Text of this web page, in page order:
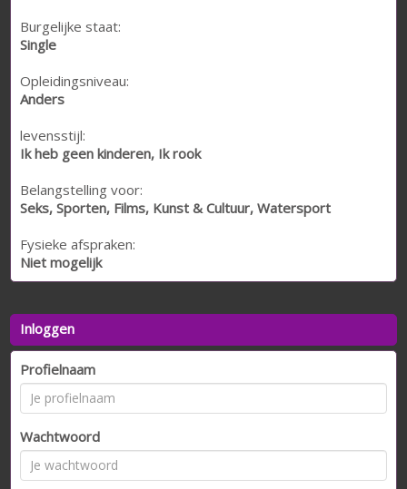
Burgelijke staat:
Single
Opleidingsniveau:
Anders
levensstijl:
Ik heb geen kinderen, Ik rook
Belangstelling voor:
Seks, Sporten, Films, Kunst & Cultuur, Watersport
Fysieke afspraken:
Niet mogelijk
Inloggen
Profielnaam
Wachtwoord